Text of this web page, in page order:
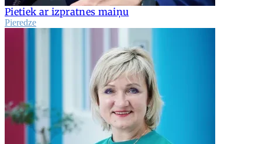
Pietiek ar izpratnes maiņu
Pieredze